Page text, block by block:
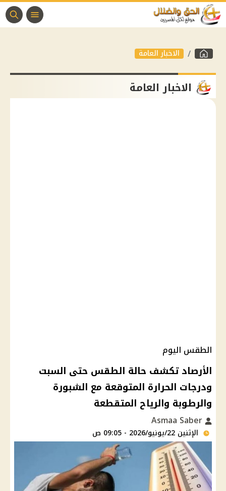
الاخبار العامة
الاخبار العامة
الطقس اليوم
الأرصاد تكشف حالة الطقس حتى السبت
ودرجات الحرارة المتوقعة مع الشبورة
والرطوبة والرياح المتقطعة
الإثنين 22/يونيو/2026 - 09:05 ص